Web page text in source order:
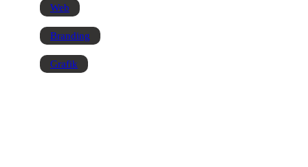
Web
Branding
Grafik